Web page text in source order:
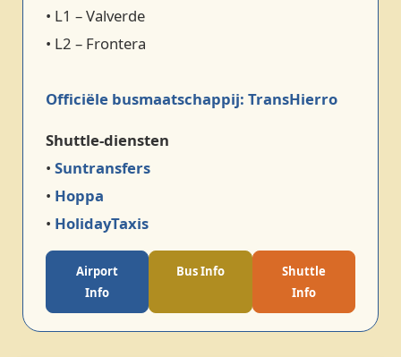
• L1 – Valverde
• L2 – Frontera
Officiële busmaatschappij: TransHierro
Shuttle‑diensten
• Suntransfers
• Hoppa
• HolidayTaxis
Airport
Info
Bus Info
Shuttle
Info